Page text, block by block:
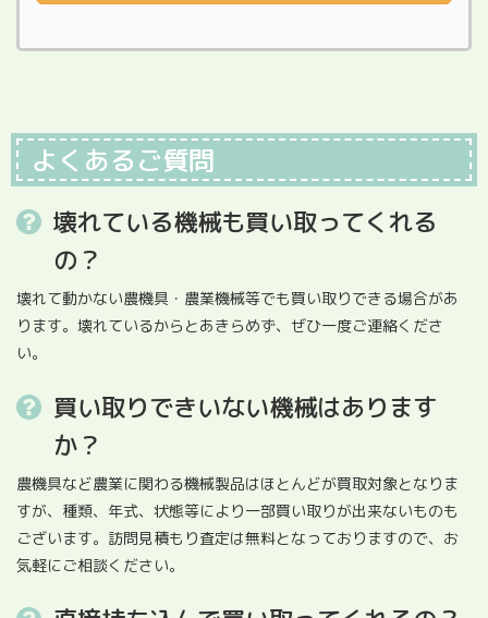
よくあるご質問
壊れている機械も買い取ってくれる
の？
壊れて動かない農機具・農業機械等でも買い取りできる場合があ
ります。壊れているからとあきらめず、ぜひ一度ご連絡くださ
い。
買い取りできいない機械はあります
か？
農機具など農業に関わる機械製品はほとんどが買取対象となりま
すが、種類、年式、状態等により一部買い取りが出来ないものも
ございます。訪問見積もり査定は無料となっておりますので、お
気軽にご相談ください。